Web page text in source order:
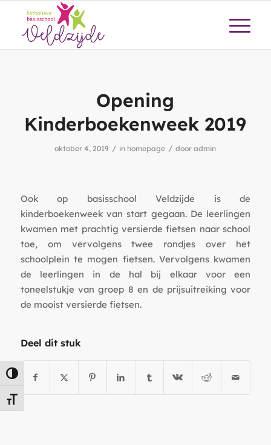
Keuze voor hoog contrast
Kies grootte van het lettertype
Opening
Kinderboekenweek 2019
oktober 4, 2019 / in homepage / dooradmin
Ook op basisschool Veldzijde is de
kinderboekenweek van start gegaan. De leerlingen
kwamen met prachtig versierde fietsen naar school
toe, om vervolgens twee rondjes over het
schoolplein te mogen fietsen. Vervolgens kwamen
de leerlingen in de hal bij elkaar voor een
toneelstukje van groep 8 en de prijsuitreiking voor
de mooist versierde fietsen.
Deel dit stuk